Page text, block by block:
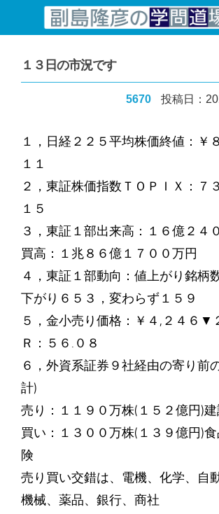
コンテンツへスキップ
１３日の市況です
5670 投稿日：
１，日経２２５平均株価終値：￥
１１
２，東証株価指数ＴＯＰＩＸ：７
１５
３，東証１部出来高：１６億２４
買高：１兆８６億１７００万円
４，東証１部動向：値上がり銘柄
下がり６５３，変わらず１５９
５，金小売り価格：￥４,２４
Ｒ：５６.０８
６，外資系証券９社経由の寄り前
計)
売り：１１９０万株(１５２億円)
買い：１３００万株(１３９億円)
険
売り買い交錯は、電機、化学、自
機械、薬品、銀行、商社